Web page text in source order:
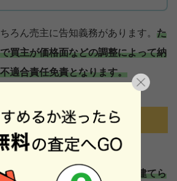
ろん売主に告知義務があります。 た
買主が価格面などの調整によって納
適合責任免責となります。
は？
上の制限などにより、建物を建てら